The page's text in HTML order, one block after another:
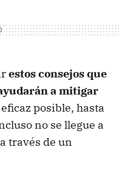
estos consejos que
a mitigar
posible, hasta
no se llegue a
través de un